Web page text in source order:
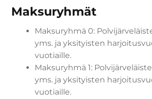
Maksuryhmät
Maksuryhmä 0:
yms. ja yksityisten
vuotiaille.
Maksuryhmä 1:
yms. ja yksityisten
vuotiaille.